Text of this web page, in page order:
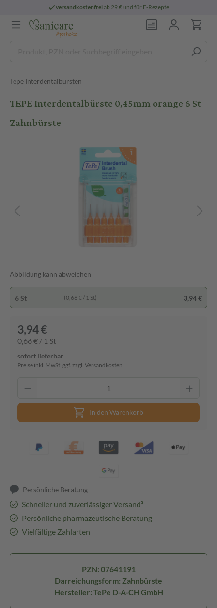
versandkostenfreiab 29 € und für E-Rezepte
Tepe Interdentalbürsten
TEPE Interdentalbürste 0,45mm orange 6 St
Zahnbürste
Abbildung kann abweichen
6 St (0,66 € / 1 St) 3,94 €
3,94 €
0,66 € / 1 St
sofort lieferbar
Preise inkl. MwSt. ggf. zzgl. Versandkosten
In den Warenkorb
Persönliche Beratung
Schneller und zuverlässiger Versand³
Persönliche pharmazeutische Beratung
Vielfältige Zahlarten
PZN: 07641191
Darreichungsform: Zahnbürste
Hersteller: TePe D-A-CH GmbH